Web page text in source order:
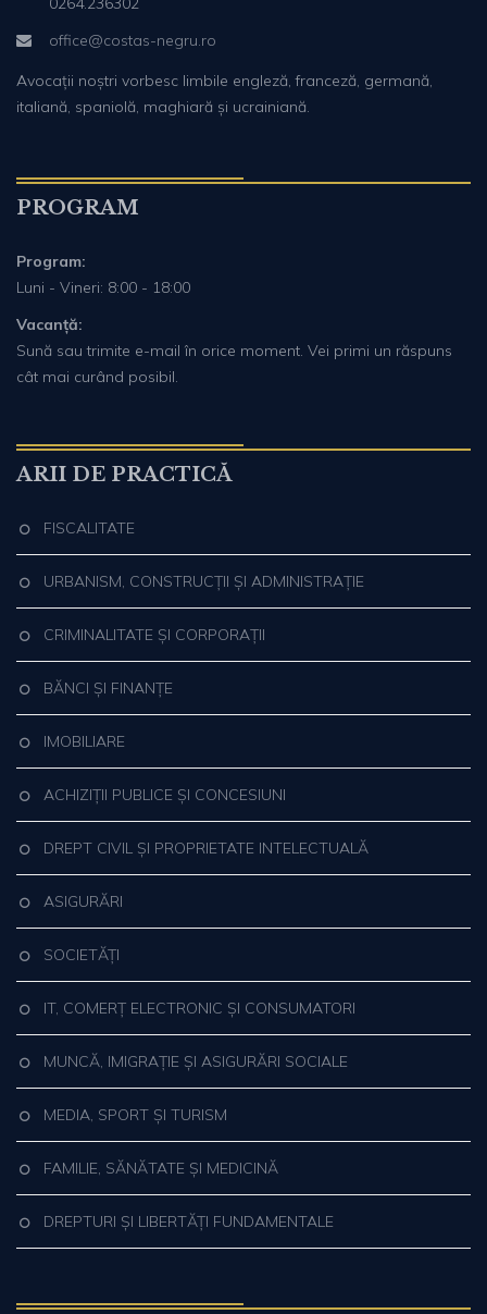
office@costas-negru.ro
Avocații noștri vorbesc limbile engleză, franceză, germană,
italiană, spaniolă, maghiară și ucrainiană.
PROGRAM
Program:
Luni - Vineri: 8:00 - 18:00
Vacanță:
Sună sau trimite e-mail în orice moment. Vei primi un răspuns
cât mai curând posibil.
ARII DE PRACTICĂ
FISCALITATE
URBANISM, CONSTRUCȚII ȘI ADMINISTRAȚIE
CRIMINALITATE ȘI CORPORAȚII
BĂNCI ȘI FINANȚE
IMOBILIARE
ACHIZIȚII PUBLICE ȘI CONCESIUNI
DREPT CIVIL ȘI PROPRIETATE INTELECTUALĂ
ASIGURĂRI
SOCIETĂȚI
IT, COMERȚ ELECTRONIC ȘI CONSUMATORI
MUNCĂ, IMIGRAȚIE ȘI ASIGURĂRI SOCIALE
MEDIA, SPORT ȘI TURISM
FAMILIE, SĂNĂTATE ȘI MEDICINĂ
DREPTURI ȘI LIBERTĂȚI FUNDAMENTALE